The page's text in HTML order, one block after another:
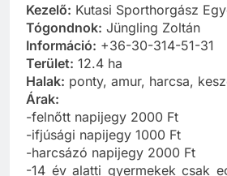
Kezelő: Kutasi Sporthorgász
Tógondnok: Jüngling Zoltán
Információ: +36-30-314-51-31
Terület: 12.4 ha
Halak: ponty, amur, harcsa,
Árak:
-felnőtt napijegy 2000 Ft
-ifjúsági napijegy 1000 Ft
-harcsázó napijegy 2000 Ft
-14 év alatti gyermekek csak